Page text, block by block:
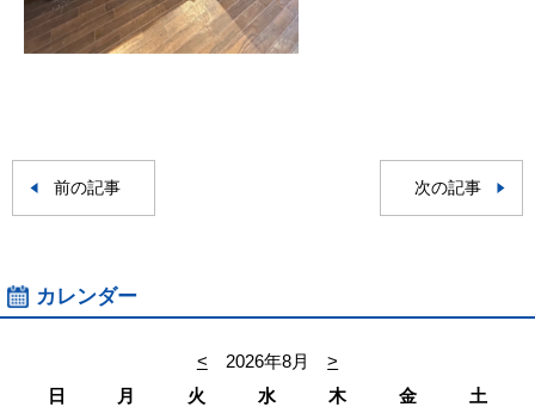
前の記事 次の記事
カレンダー
< 2026年8月
>
日
月 火 水 木 金
土